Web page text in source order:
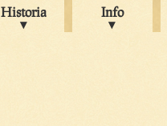
Historia Info